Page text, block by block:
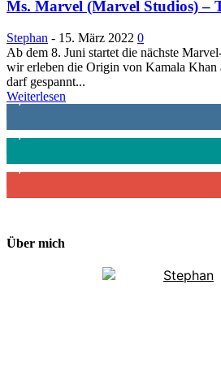
Ms. Marvel (Marvel Studios) –
Stephan - 15. März 2022 0
Ab dem 8. Juni startet die nächste
wir erleben die Origin von Kamala Khan
darf gespannt...
Weiterlesen
1,887 Follower
4,199 Follower
2,340 Abonnenten
Über mich